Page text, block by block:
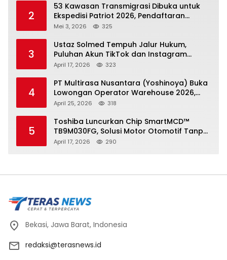
2
53 Kawasan Transmigrasi Dibuka untuk
Ekspedisi Patriot 2026, Pendaftaran
Ditutup 21 Mei
Mei 3, 2026 325
3
Ustaz Solmed Tempuh Jalur Hukum,
Puluhan Akun TikTok dan Instagram
Dilaporkan atas Tuduhan Fitnah
April 17, 2026 323
4
PT Multirasa Nusantara (Yoshinoya) Buka
Lowongan Operator Warehouse 2026,
Penempatan CK Bekasi
April 25, 2026 318
5
Toshiba Luncurkan Chip SmartMCD™
TB9M030FG, Solusi Motor Otomotif Tanpa
Sensor di Kecepatan Nol
April 17, 2026 290
Bekasi, Jawa Barat, Indonesia
redaksi@terasnews.id